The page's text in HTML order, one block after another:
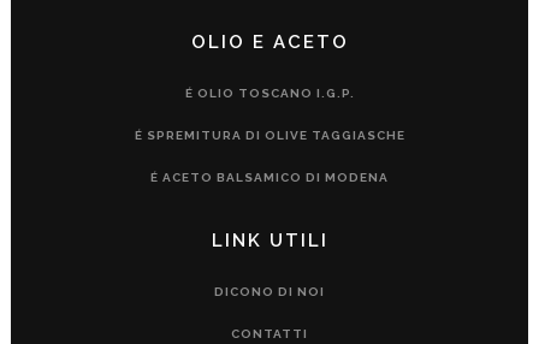
OLIO E ACETO
É OLIO TOSCANO I.G.P.
É SPREMITURA DI OLIVE TAGGIASCHE
É ACETO BALSAMICO DI MODENA
LINK UTILI
DICONO DI NOI
CONTATTI